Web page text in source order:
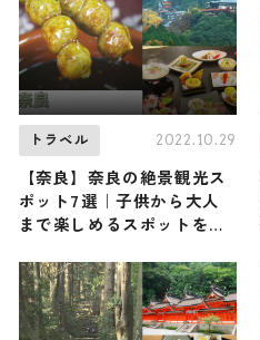
トラベル 2022.10.29
【奈良】奈良の絶景観光ス
ポット7選｜子供から大人
まで楽しめるスポットをご